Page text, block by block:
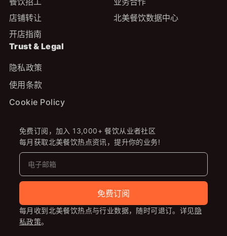
店铺转让
开店指南
北美餐饮数据中心
Trust & Legal
隐私政策
使用条款
Cookie Policy
免费订阅，加入 13,000+ 餐饮从业者社区
每月获取北美餐饮热点资讯，提升你的业务!
免费订阅
每月收到北美餐饮热点与行业数据，随时可退订。详见隐
私政策。